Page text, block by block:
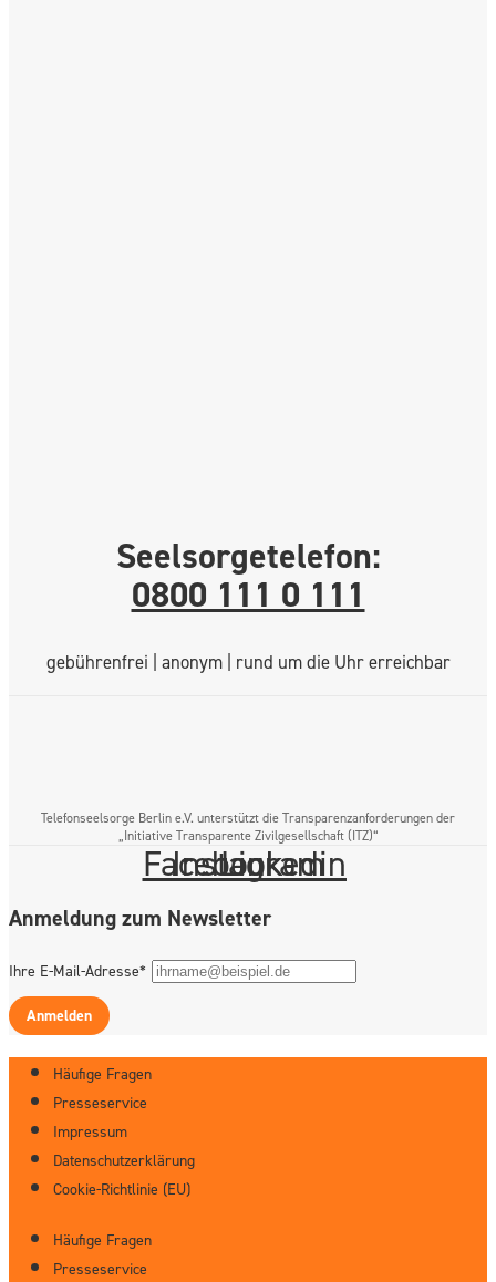
Seelsorgetelefon:
0800 111 0 111
gebührenfrei | anonym | rund um die Uhr erreichbar
Telefonseelsorge Berlin e.V. unterstützt die Transparenzanforderungen der
„Initiative Transparente Zivilgesellschaft (ITZ)“
Facebook
Instagram
Linkedin
Anmeldung zum Newsletter
Ihre E-Mail-Adresse*
Anmelden
Häufige Fragen
Presseservice
Impressum
Datenschutzerklärung
Cookie-Richtlinie (EU)
Häufige Fragen
Presseservice